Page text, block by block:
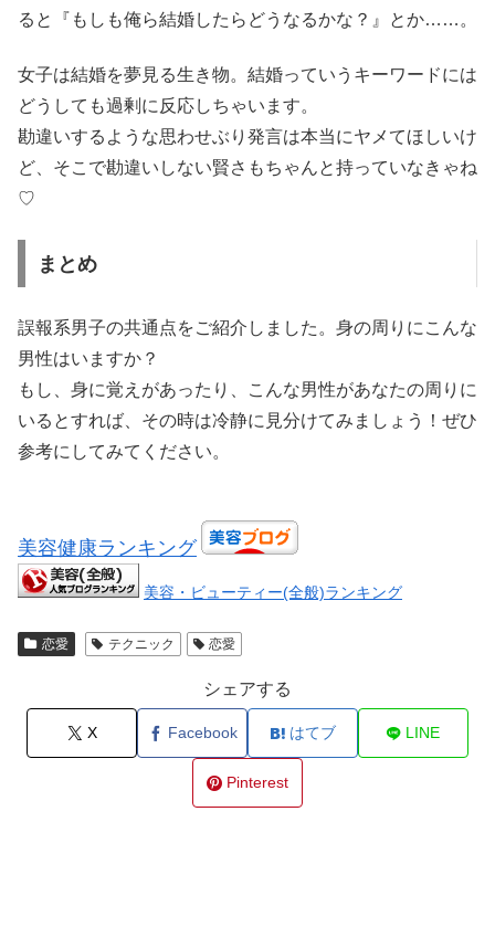
ると『もしも俺ら結婚したらどうなるかな？』とか……。
女子は結婚を夢見る生き物。結婚っていうキーワードには
どうしても過剰に反応しちゃいます。
勘違いするような思わせぶり発言は本当にヤメてほしいけ
ど、そこで勘違いしない賢さもちゃんと持っていなきゃね
♡
まとめ
誤報系男子の共通点をご紹介しました。身の周りにこんな
男性はいますか？
もし、身に覚えがあったり、こんな男性があなたの周りに
いるとすれば、その時は冷静に見分けてみましょう！ぜひ
参考にしてみてください。
美容健康ランキング
美容・ビューティー(全般)ランキング
恋愛 テクニック 恋愛
シェアする
X Facebook はてブ LINE
Pinterest